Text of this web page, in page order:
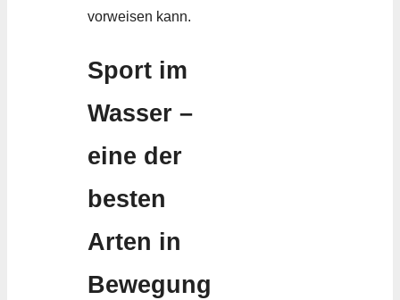
vorweisen kann.
Sport im
Wasser –
eine der
besten
Arten in
Bewegung